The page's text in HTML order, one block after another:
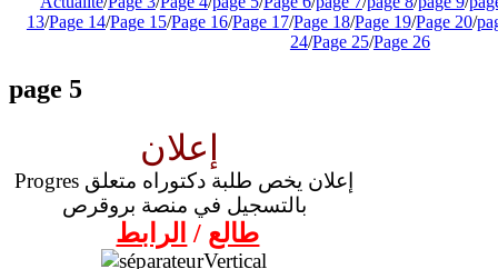
13/Page 14/Page 15/Page 16/Page 17/Page 18/Page 19/Page 20/
24/Page 25/Page 26
page 5
Progres إعلان يخص طلبة دكتوراه متعلق
بالتسجيل في منصة بروقرص
طالع / الرابط